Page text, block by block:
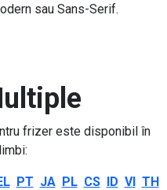
sau Sans-Serif.
frizer este disponibil în
PT JA PL CS ID VI TH